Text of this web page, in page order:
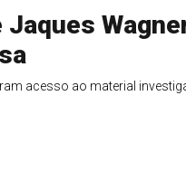
acesso ao material